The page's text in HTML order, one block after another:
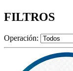
FILTROS
Operación: